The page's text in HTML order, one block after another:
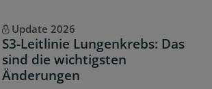
Update 2026
S3-Leitlinie Lungenkrebs: Das
sind die wichtigsten
Änderungen